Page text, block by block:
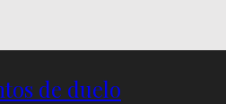
de duelo